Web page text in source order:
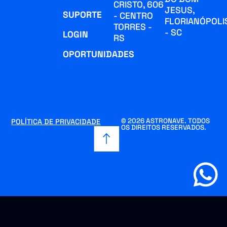
SUPORTE
LOGIN
OPORTUNIDADES
CRISTO, 606
- CENTRO
TORRES -
RS
JESUS,
- SC
© 2026 ASTRONAVE. TODOS
OS DIREITOS RESERVADOS.
POLÍTICA DE PRIVACIDADE